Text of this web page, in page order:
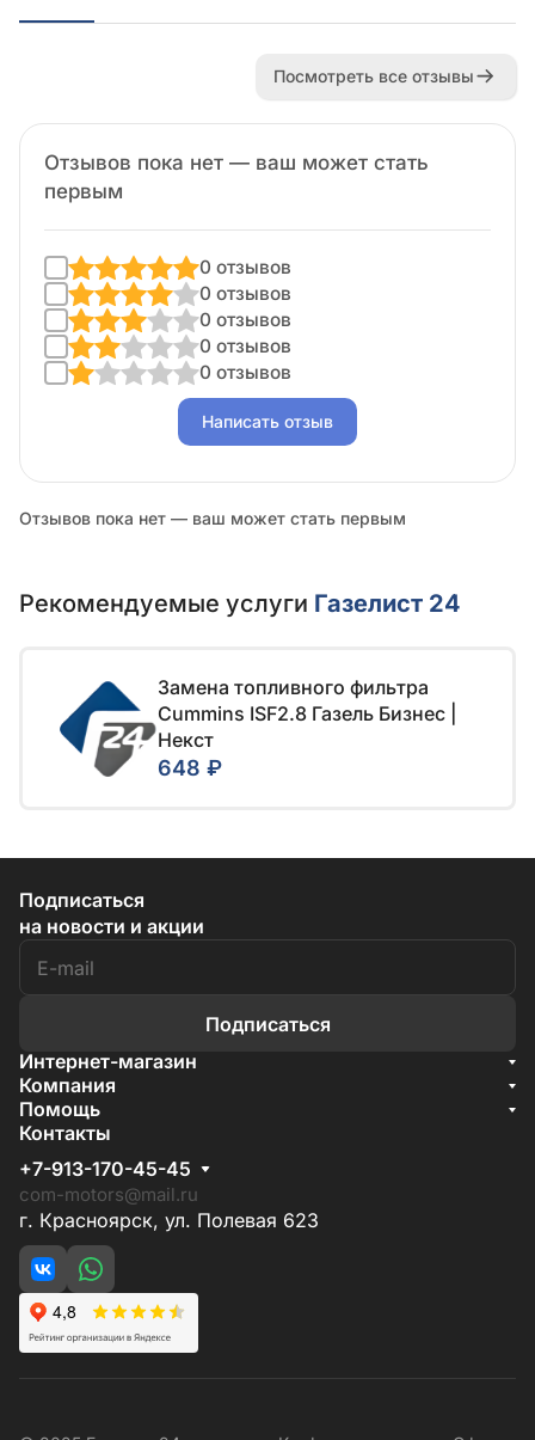
Посмотреть все отзывы
Отзывов пока нет — ваш может стать
первым
0 отзывов
0 отзывов
0 отзывов
0 отзывов
0 отзывов
Написать отзыв
Отзывов пока нет — ваш может стать первым
Рекомендуемые услуги Газелист 24
Замена топливного фильтра
Cummins ISF2.8 Газель Бизнес |
Некст
648 ₽
Подписаться
на новости и акции
Подписаться
Интернет-магазин
Акции
Бренды
Компания
О компании
Документы
Условия поставки
Отзывы
Помощь
Условия доставки
Способы оплаты
Гарантия на товар
Контакты
+7-913-170-45-45
com-motors@mail.ru
г. Красноярск, ул. Полевая 623